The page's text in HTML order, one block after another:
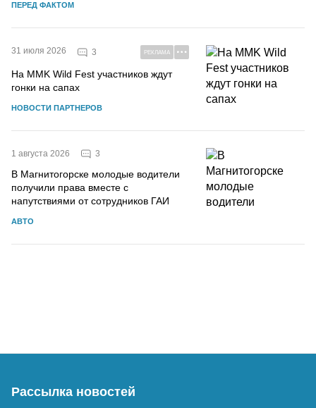
ПЕРЕД ФАКТОМ
31 июля 2026 3 РЕКЛАМА
На MMK Wild Fest участников ждут
гонки на сапах
НОВОСТИ ПАРТНЕРОВ
1 августа 2026 3
В Магнитогорске молодые водители
получили права вместе с
напутствиями от сотрудников ГАИ
АВТО
Рассылка новостей